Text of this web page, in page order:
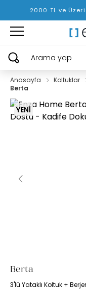
2000 TL ve
Arama yap
Anasayfa Koltuklar
Berta
YENİ
Berta
3'lü Yataklı Koltuk +